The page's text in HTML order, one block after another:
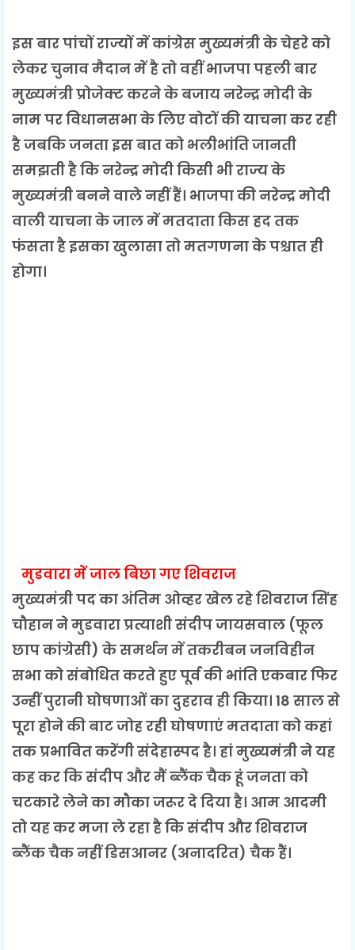
इस बार पांचों राज्यों में कांग्रेस मुख्यमंत्री के चेहरे को
लेकर चुनाव मैदान में है तो वहीं भाजपा पहली बार
मुख्यमंत्री प्रोजेक्ट करने के बजाय नरेन्द्र मोदी के
नाम पर विधानसभा के लिए वोटों की याचना कर रही
है जबकि जनता इस बात को भलीभांति जानती
समझती है कि नरेन्द्र मोदी किसी भी राज्य के
मुख्यमंत्री बनने वाले नहीं हैं। भाजपा की नरेन्द्र मोदी
वाली याचना के जाल में मतदाता किस हद तक
फंसता है इसका खुलासा तो मतगणना के पश्चात ही
होगा।
मुडवारा में जाल बिछा गए शिवराज
मुख्यमंत्री पद का अंतिम ओव्हर खेल रहे शिवराज सिंह
चौहान ने मुडवारा प्रत्याशी संदीप जायसवाल (फूल
छाप कांग्रेसी) के समर्थन में तकरीबन जनविहीन
सभा को संबोधित करते हुए पूर्व की भांति एकबार फिर
उन्हीं पुरानी घोषणाओं का दुहराव ही किया। 18 साल से
पूरा होने की बाट जोह रही घोषणाएं मतदाता को कहां
तक प्रभावित करेंगी संदेहास्पद है। हां मुख्यमंत्री ने यह
कह कर कि संदीप और मैं ब्लैंक चैक हूं जनता को
चटकारे लेने का मौका जरूर दे दिया है। आम आदमी
तो यह कर मजा ले रहा है कि संदीप और शिवराज
ब्लैंक चैक नहीं डिसआनर (अनादरित) चैक हैं।